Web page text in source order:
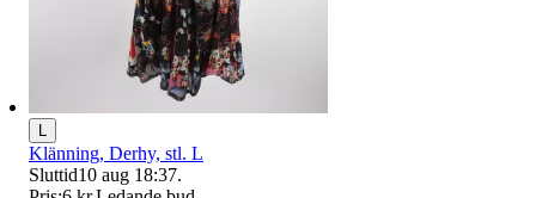
L
Klänning, Derhy, stl. L
Sluttid10 aug 18:37.